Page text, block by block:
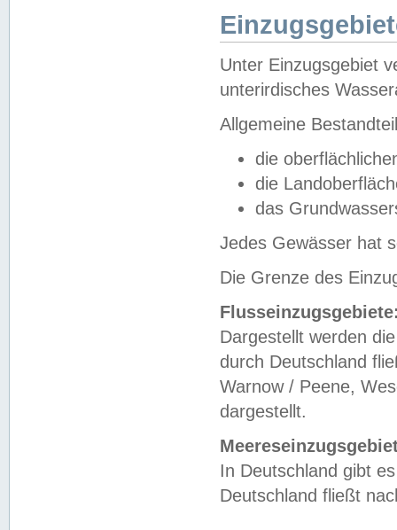
Unter Einzugsgebiet
unterirdisches
Allgemeine
die
die
das
Jedes Gewässer hat
Die Grenze des
Dargestellt werden
durch Deutschland
Warnow / Peene,
dargestellt.
In Deutschland gibt
Deutschland fließt